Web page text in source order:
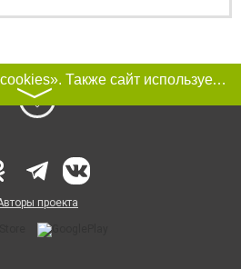
Этот сайт использует «cookies». Также сайт использует интернет-сервис для сбора технических данных касательно посетителей с целью получения маркетинговой и статистической информации. Условия обработки данных посетителей сайта см.
〉
проекта